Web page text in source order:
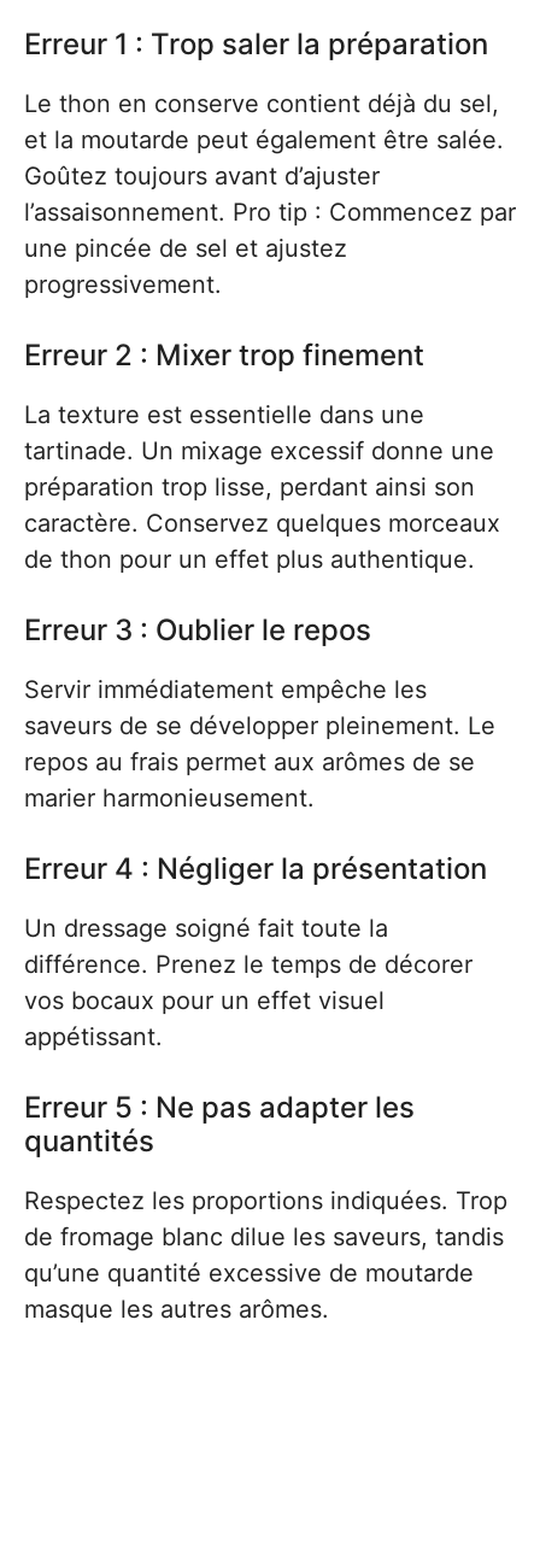
Erreur 1 : Trop saler la préparation
Le thon en conserve contient déjà du sel,
et la moutarde peut également être salée.
Goûtez toujours avant d’ajuster
l’assaisonnement. Pro tip : Commencez par
une pincée de sel et ajustez
progressivement.
Erreur 2 : Mixer trop finement
La texture est essentielle dans une
tartinade. Un mixage excessif donne une
préparation trop lisse, perdant ainsi son
caractère. Conservez quelques morceaux
de thon pour un effet plus authentique.
Erreur 3 : Oublier le repos
Servir immédiatement empêche les
saveurs de se développer pleinement. Le
repos au frais permet aux arômes de se
marier harmonieusement.
Erreur 4 : Négliger la présentation
Un dressage soigné fait toute la
différence. Prenez le temps de décorer
vos bocaux pour un effet visuel
appétissant.
Erreur 5 : Ne pas adapter les
quantités
Respectez les proportions indiquées. Trop
de fromage blanc dilue les saveurs, tandis
qu’une quantité excessive de moutarde
masque les autres arômes.